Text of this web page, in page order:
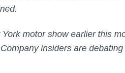
motor show earlier this
insiders are debating